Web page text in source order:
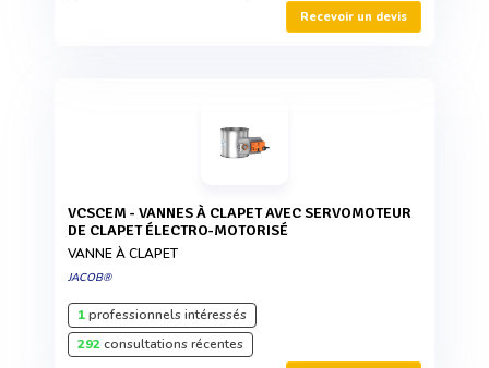
Recevoir un devis
VCSCEM - VANNES À CLAPET AVEC SERVOMOTEUR
DE CLAPET ÉLECTRO-MOTORISÉ
VANNE À CLAPET
JACOB®
1professionnels intéressés
292consultations récentes